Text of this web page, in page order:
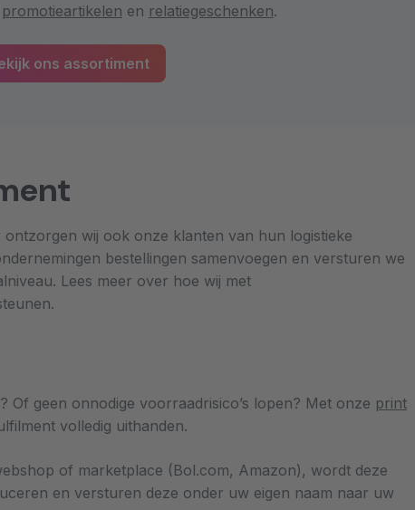
promotieartikelen en relatiegeschenken.
ons assortiment
wij ook onze klanten van hun logistieke
bestellingen samenvoegen en versturen we
Lees meer over hoe wij met
geen onnodige voorraadrisico’s lopen? Met onze print
volledig uithanden.
of marketplace (Bol.com, Amazon), wordt deze
en versturen deze onder uw eigen naam naar uw